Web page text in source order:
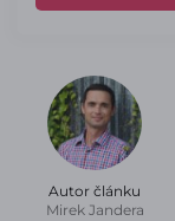
Autor článku
Mirek Jandera